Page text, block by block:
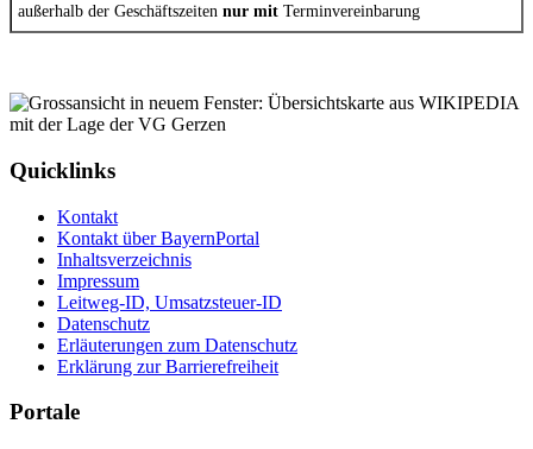
außerhalb der Geschäftszeiten nur mit Terminvereinbarung
Quicklinks
Kontakt
Kontakt über BayernPortal
Inhaltsverzeichnis
Impressum
Leitweg-ID, Umsatzsteuer-ID
Datenschutz
Erläuterungen zum Datenschutz
Erklärung zur Barrierefreiheit
Portale